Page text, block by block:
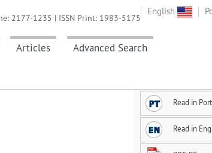
English
Articles Advanced Search
2177-1235 | ISSN Print: 1983-5175
Read in
Read in